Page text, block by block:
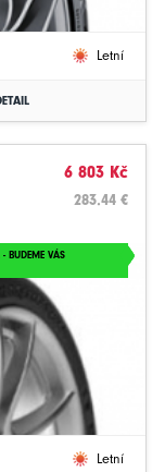
Letní
6 803 Kč
283.44 €
BUDEME VÁS
Letní